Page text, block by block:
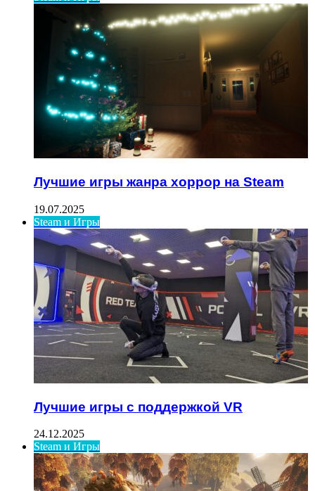
Лучшие игры жанра хоррор на Steam
19.07.2025
Steam и Игры
Лучшие игры с поддержкой VR
24.12.2025
Steam и Игры